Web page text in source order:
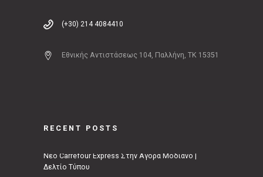
(+30) 214 4084410
Εθνικής Αντιστάσεως 104, Παλλήνη, ΤΚ 15351
RECENT POSTS
Νέο Carrefour Express Στην Αγορά Μοδιάνο |
Δελτίο Τύπου